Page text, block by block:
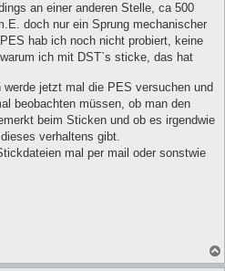
an einer anderen Stelle, ca 500
doch nur ein Sprung mechanischer
hab ich noch nicht probiert, keine
ich mit DST`s sticke, das hat
werde jetzt mal die PES versuchen und
beobachten müssen, ob man den
beim Sticken und ob es irgendwie
verhaltens gibt.
mal per mail oder sonstwie